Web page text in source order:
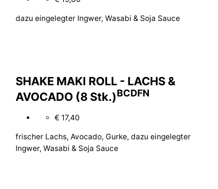
dazu eingelegter Ingwer, Wasabi & Soja Sauce
SHAKE MAKI ROLL - LACHS &
AVOCADO (8 Stk.)BCDFN
€ 17,40
frischer Lachs, Avocado, Gurke, dazu eingelegter
Ingwer, Wasabi & Soja Sauce